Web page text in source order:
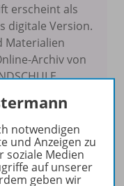
erscheint als
digitale Version.
Materialien
Archiv von
und
werden (nur
gleich zum
abonnieren!
notwendigen
und Anzeigen zu
soziale Medien
auf unserer
geben wir